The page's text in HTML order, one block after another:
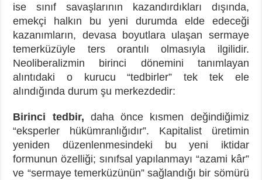
ise sınıf savaşlarının kazandırdıkları dışında,
emekçi halkın bu yeni durumda elde edeceği
kazanımların, devasa boyutlara ulaşan sermaye
temerküzüyle ters orantılı olmasıyla ilgilidir.
Neoliberalizmin birinci dönemini tanımlayan
alıntıdaki o kurucu “tedbirler” tek tek ele
alındığında durum şu merkezdedir:
Birinci tedbir, daha önce kısmen değindiğimiz
“eksperler hükümranlığıdır”. Kapitalist üretimin
yeniden düzenlenmesindeki bu yeni iktidar
formunun özelliği; sınıfsal yapılanmayı “azami kâr”
ve “sermaye temerküzünün” sağlandığı bir sömürü